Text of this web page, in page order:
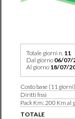
Totale giorni n. 11
Dal giorno 06/07/
Al giorno 18/07/
Costo base (11 giorni)
Diritti fissi
Pack Km: 200 Km al
TOTALE